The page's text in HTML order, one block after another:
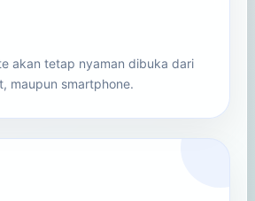
akan tetap nyaman dibuka dari
maupun smartphone.